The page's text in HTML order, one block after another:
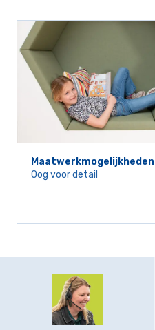
Lees meer
Maatwerkmogelijkheden
Oog voor detail